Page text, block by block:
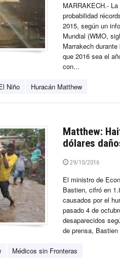
MARRAKECH.-
probabilidad
2015, según un
Mundial (WMO,
Marrakech
que 2016 sea el
con...
Niño Huracán Matthew
Matthew:
dólares
29/10/2016
El ministro de
Bastien, cifró en
causados por el
pasado 4 de
desaparecidos
de prensa,
Médicos sin Fronteras